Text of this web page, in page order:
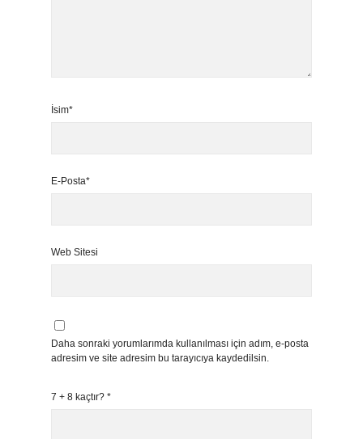
İsim*
E-Posta*
Web Sitesi
Daha sonraki yorumlarımda kullanılması için adım, e-posta
adresim ve site adresim bu tarayıcıya kaydedilsin.
7 + 8 kaçtır? *